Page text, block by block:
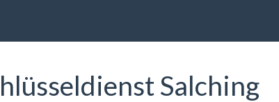
Salching